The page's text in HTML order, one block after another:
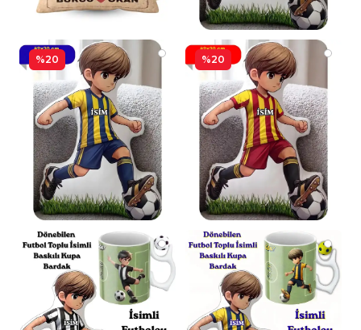
%20 %20